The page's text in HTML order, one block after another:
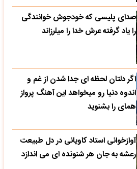
صدای پلیسی که خودجوش خوانندگی
را یاد گرفته عرش خدا را میلرزاند
اگر دلتان لحظه ای جدا شدن از غم و
اندوه دنیا رو میخواهد این آهنگ پرواز
همای را بشنوید
آوازخوانی استاد کاویانی در دل طبیعت
رعشه به جان هر شنونده ای می اندازد